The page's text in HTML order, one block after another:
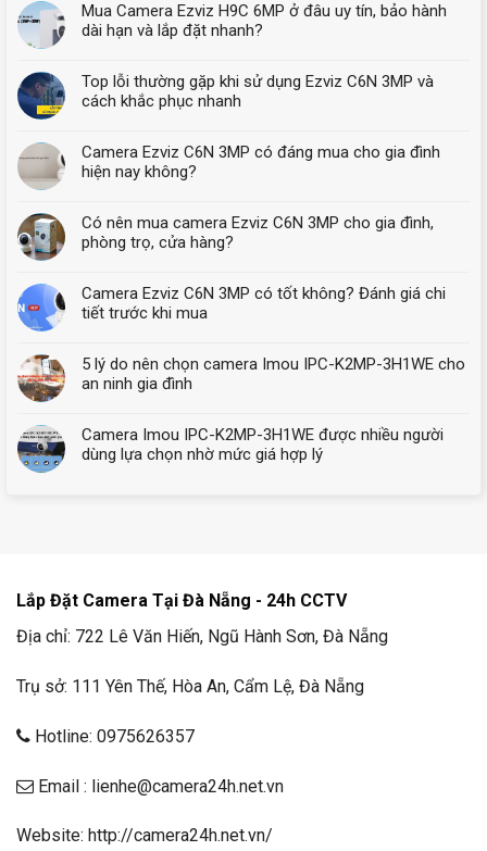
Mua Camera Ezviz H9C 6MP ở đâu uy tín, bảo hành
dài hạn và lắp đặt nhanh?
Top lỗi thường gặp khi sử dụng Ezviz C6N 3MP và
cách khắc phục nhanh
Camera Ezviz C6N 3MP có đáng mua cho gia đình
hiện nay không?
Có nên mua camera Ezviz C6N 3MP cho gia đình,
phòng trọ, cửa hàng?
Camera Ezviz C6N 3MP có tốt không? Đánh giá chi
tiết trước khi mua
5 lý do nên chọn camera Imou IPC-K2MP-3H1WE cho
an ninh gia đình
Camera Imou IPC-K2MP-3H1WE được nhiều người
dùng lựa chọn nhờ mức giá hợp lý
Lắp Đặt Camera Tại Đà Nẵng - 24h CCTV
Địa chỉ: 722 Lê Văn Hiến, Ngũ Hành Sơn, Đà Nẵng
Trụ sở: 111 Yên Thế, Hòa An, Cẩm Lệ, Đà Nẵng
Hotline: 0975626357
Email : lienhe@camera24h.net.vn
Website: http://camera24h.net.vn/